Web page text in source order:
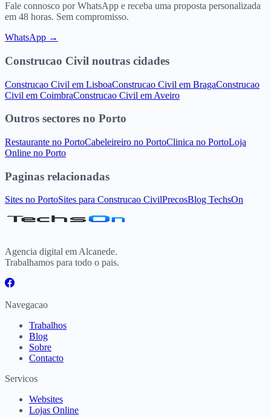
Fale connosco por WhatsApp e receba uma proposta personalizada
em 48 horas. Sem compromisso.
WhatsApp →
Construcao Civil noutras cidades
Construcao Civil em LisboaConstrucao Civil em BragaConstrucao
Civil em CoimbraConstrucao Civil em Aveiro
Outros sectores no Porto
Restaurante no PortoCabeleireiro no PortoClinica no PortoLoja
Online no Porto
Paginas relacionadas
Sites no PortoSites para Construcao CivilPrecosBlog TechsOn
Agencia digital em Alcanede.
Trabalhamos para todo o pais.
Navegacao
Trabalhos
Blog
Sobre
Contacto
Servicos
Websites
Lojas Online